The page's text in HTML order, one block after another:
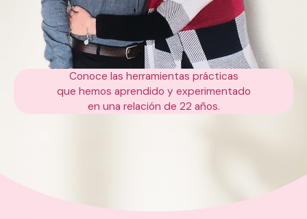
Conoce las herramientas prácticas
que hemos aprendido y experimentado
en una relación de 22 años.